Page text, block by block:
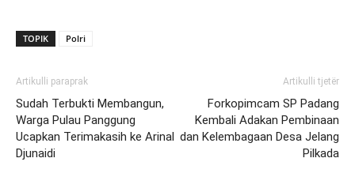
TOPIK Polri
Artikulli paraprak
Sudah Terbukti Membangun,
Warga Pulau Panggung
Ucapkan Terimakasih ke Arinal
Djunaidi
Artikulli tjetër
Forkopimcam SP Padang
Kembali Adakan Pembinaan
dan Kelembagaan Desa Jelang
Pilkada